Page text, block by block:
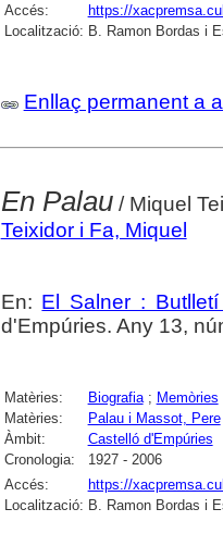
Accés:
https://
Localització: B. Ramon Bordas i
Enllaç permanent a
En Palau/ Miquel
Teixidor i Fa, Miquel
En: El Salner :
d'Empúries. Any 13,
Matèries: Biografia; Memòries
Matèries:
Palau i Massot, Pere
Àmbit:
Castelló d'Empúries
Cronologia:
1927 - 2006
Accés:
https://
Localització: B. Ramon Bordas i